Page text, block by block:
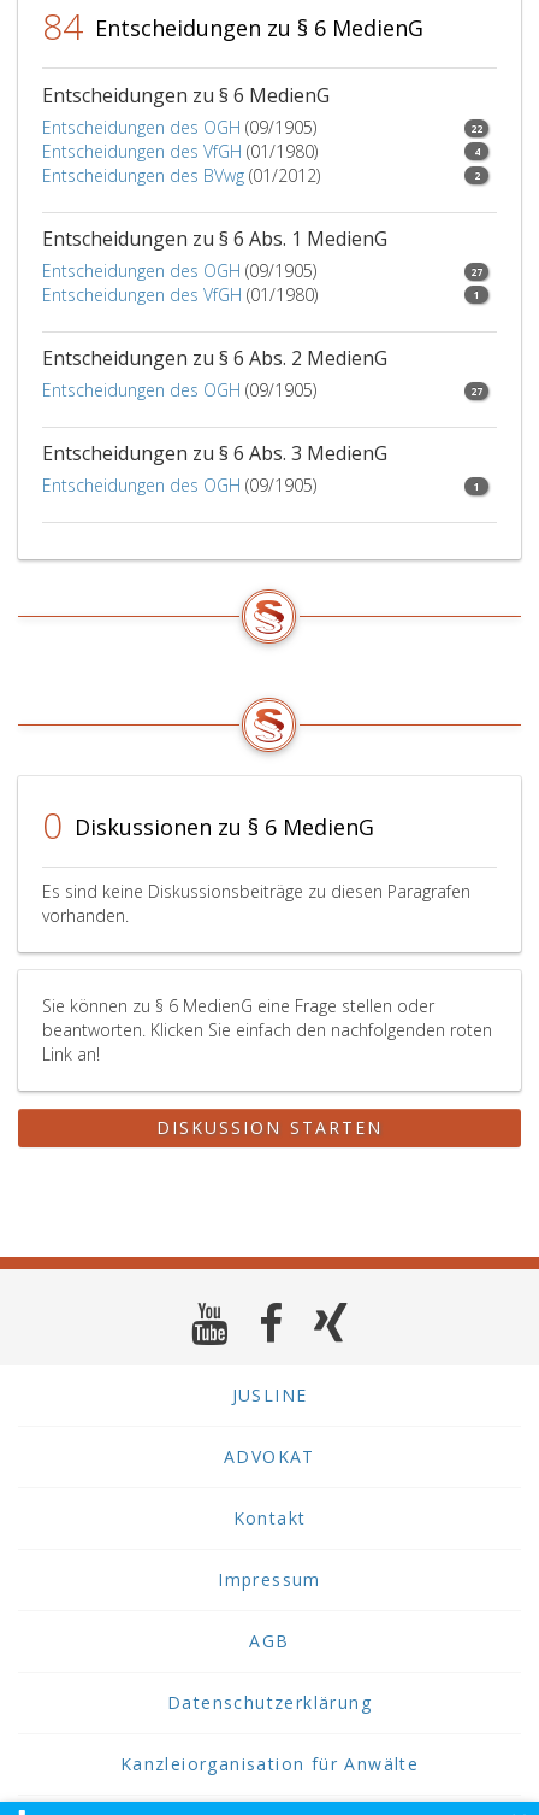
die
veröffentlichten
Tatsachen
unmittelbarem
Zusammenhang
öffentlichen
Leben
84 Entscheidungen zu § 6 MedienG
Entscheidungen zu § 6 MedienG
Entscheidungen des OGH (09/1905) 22
Entscheidungen des VfGH (01/1980) 4
Entscheidungen des BVwg (01/2012) 2
Entscheidungen zu § 6 Abs. 1 MedienG
Entscheidungen des OGH (09/1905) 27
Entscheidungen des VfGH (01/1980) 1
Entscheidungen zu § 6 Abs. 2 MedienG
Entscheidungen des OGH (09/1905) 27
Entscheidungen zu § 6 Abs. 3 MedienG
Entscheidungen des OGH (09/1905) 1
0 Diskussionen zu § 6 MedienG
Es sind keine Diskussionsbeiträge zu diesen Paragrafen
vorhanden.
Sie können zu § 6 MedienG eine Frage stellen oder
beantworten. Klicken Sie einfach den nachfolgenden roten
Link an!
DISKUSSION STARTEN
JUSLINE
ADVOKAT
Kontakt
Impressum
AGB
Datenschutzerklärung
Kanzleiorganisation für Anwälte